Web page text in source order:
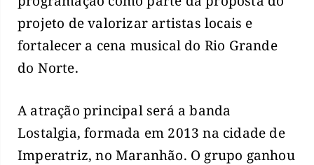
projeto de valorizar artistas locais e
fortalecer a cena musical do Rio Grande
do Norte.
A atração principal será a banda
Lostalgia, formada em 2013 na cidade de
Imperatriz, no Maranhão. O grupo ganhou